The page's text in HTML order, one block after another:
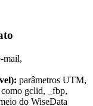
mail,
parâmetros UTM,
gclid, _fbp,
do WiseData